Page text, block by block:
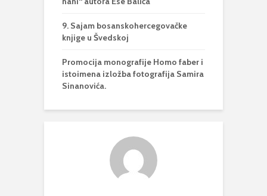
9. Sajam bosanskohercegovačke
knjige u Švedskoj
Promocija monografije Homo faber i
istoimena izložba fotografija Samira
Sinanovića.